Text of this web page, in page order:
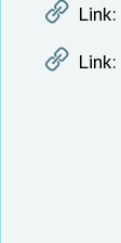
Link:
Link: